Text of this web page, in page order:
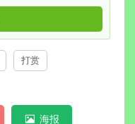
打赏
海报